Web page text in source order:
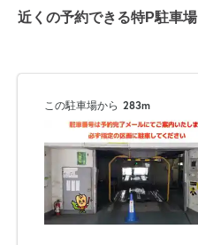
近くの予約できる特P駐車場
この駐車場から 283m